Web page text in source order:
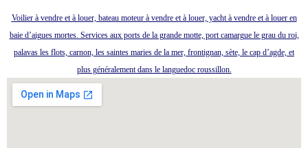
Voilier à vendre et à louer, bateau moteur à vendre et à louer, yacht à vendre et à louer en
baie d’aigues mortes. Services aux ports de la grande motte, port camargue le grau du roi,
palavas les flots, carnon, les saintes maries de la mer, frontignan, sète, le cap d’agde, et
plus généralement dans le languedoc roussillon.